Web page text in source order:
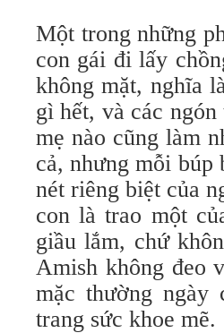
Một trong những
con gái đi lấy
không mặt, nghĩa
gì hết, và các
mẹ nào cũng làm
cả, nhưng mỗi búp
nét riêng biệt của
con là trao một
giầu lắm, chứ
Amish không đeo
mặc thường
trang sức khoe mẽ.